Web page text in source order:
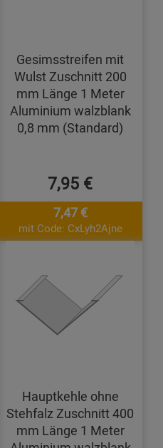
Gesimsstreifen mit
Wulst Zuschnitt 200
mm Länge 1 Meter
Aluminium walzblank
0,8 mm (Standard)
7,95 €
7,47 €
mit Code: CxLyh2Ajne
Hauptkehle ohne
Stehfalz Zuschnitt 400
mm Länge 1 Meter